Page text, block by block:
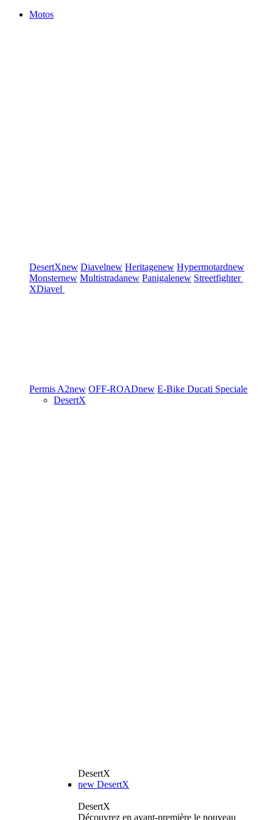
Motos
DesertXnew Diavelnew Heritagenew Hypermotardnew
Monsternew Multistradanew Panigalenew Streetfighter
XDiavel
Permis A2new OFF-ROADnew E-Bike Ducati Speciale
DesertX
DesertX
new DesertX
DesertX
Découvrez en avant-première le nouveau